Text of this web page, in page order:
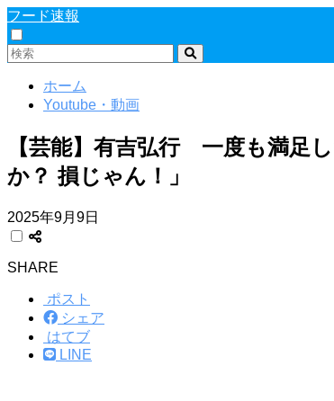
フード速報
ホーム
Youtube・動画
【芸能】有吉弘行 一度も満足
か？ 損じゃん！」
2025年9月9日
SHARE
ポスト
シェア
はてブ
LINE